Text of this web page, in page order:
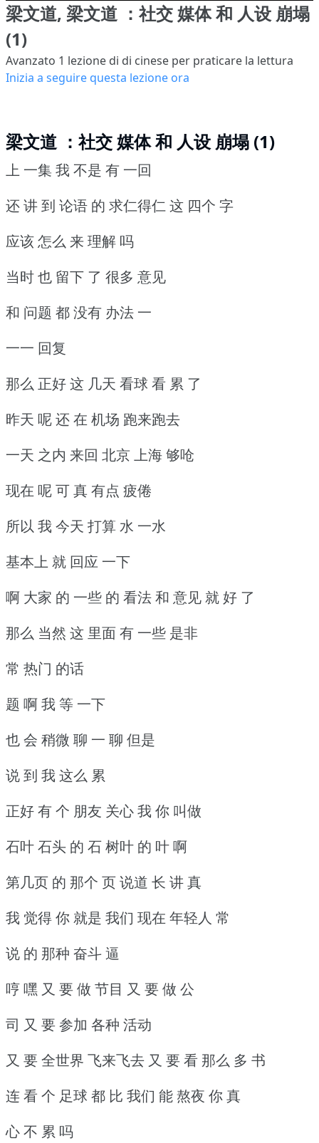
梁文道, 梁文道 ：社交 媒体 和 人设 崩塌
(1)
Avanzato 1 lezione di di cinese per praticare la lettura
Inizia a seguire questa lezione ora
梁文道 ：社交 媒体 和 人设 崩塌 (1)
上 一集 我 不是 有 一回
还 讲 到 论语 的 求仁得仁 这 四个 字
应该 怎么 来 理解 吗
当时 也 留下 了 很多 意见
和 问题 都 没有 办法 一
一一 回复
那么 正好 这 几天 看球 看 累 了
昨天 呢 还 在 机场 跑来跑去
一天 之内 来回 北京 上海 够呛
现在 呢 可 真 有点 疲倦
所以 我 今天 打算 水 一水
基本上 就 回应 一下
啊 大家 的 一些 的 看法 和 意见 就 好 了
那么 当然 这 里面 有 一些 是非
常 热门 的话
题 啊 我 等 一下
也 会 稍微 聊 一 聊 但是
说 到 我 这么 累
正好 有 个 朋友 关心 我 你 叫做
石叶 石头 的 石 树叶 的 叶 啊
第几页 的 那个 页 说道 长 讲 真
我 觉得 你 就是 我们 现在 年轻人 常
说 的 那种 奋斗 逼
哼 嘿 又 要 做 节目 又 要 做 公
司 又 要 参加 各种 活动
又 要 全世界 飞来飞去 又 要 看 那么 多 书
连 看 个 足球 都 比 我们 能 熬夜 你 真
心 不 累 吗